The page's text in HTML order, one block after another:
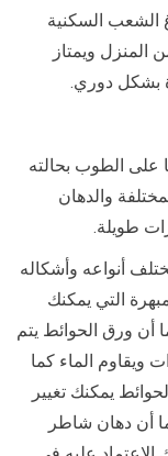
الشعب السكنية
ويمتاز
بشكل دوري.
على الطوب بحالته
والدهان
طويلة.
أنواعه وأشكاله
التي يمكنك
أن ورق الحوائط يتم
ويقاوم الماء كما
يمكنك تغيير
أن دهان شاطر